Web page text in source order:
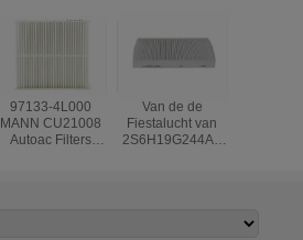
97133-4L000
MANN CU21008
Autoac Filters
Van de de
Fiestalucht van
2S6H19G244AA